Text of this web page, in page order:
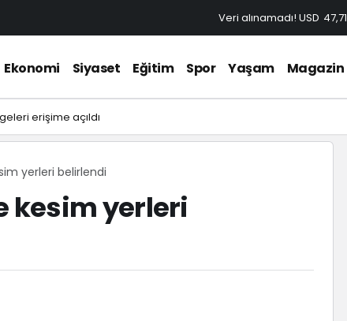
Veri alınamadı! USD 47,71
Ekonomi Siyaset Eğitim Spor Yaşam Magazin
erişime açıldı
yerleri belirlendi
kesim yerleri